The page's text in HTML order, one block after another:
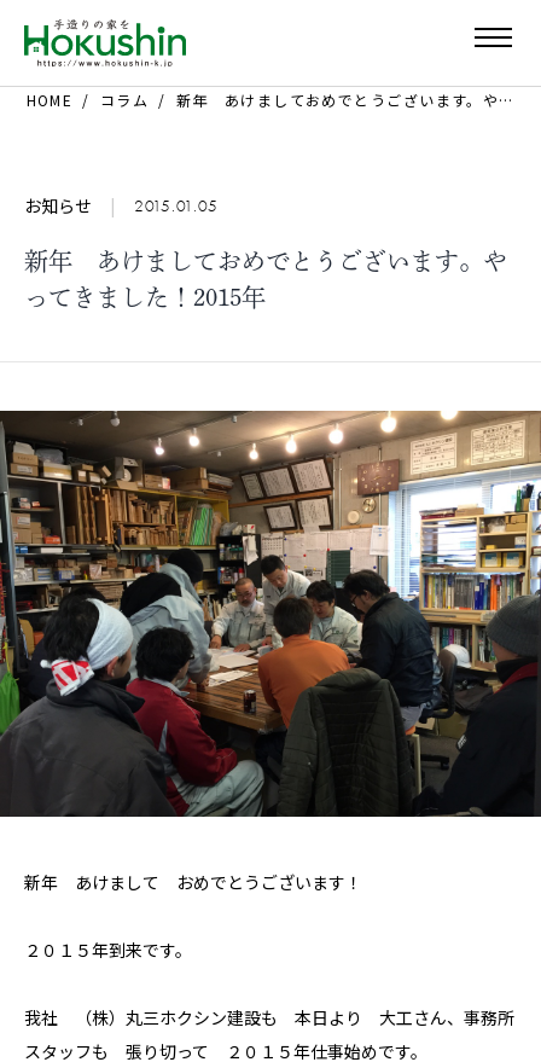
HOME コラム 新年 あけましておめでとうございます。やってきました！2015年
お知らせ | 2015.01.05
新年 あけましておめでとうございます。や
ってきました！2015年
新年 あけまして おめでとうございます！
２０１５年到来です。
我社 （株）丸三ホクシン建設も 本日より 大工さん、事務所
スタッフも 張り切って ２０１５年仕事始めです。